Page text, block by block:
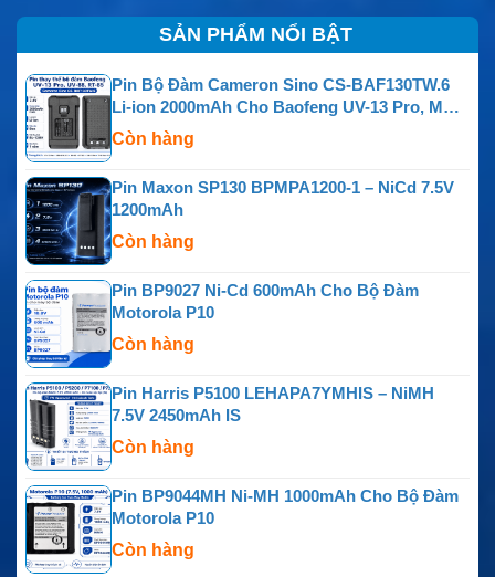
SẢN PHẨM NỔI BẬT
Pin Bộ Đàm Cameron Sino CS-BAF130TW.6
Li-ion 2000mAh Cho Baofeng UV-13 Pro, MU-5
MURS, UV-88, RT-85, GM-15 Pro, TP-8 Plus Và
P15UV
Còn hàng
Pin Maxon SP130 BPMPA1200-1 – NiCd 7.5V
1200mAh
Còn hàng
Pin BP9027 Ni-Cd 600mAh Cho Bộ Đàm
Motorola P10
Còn hàng
Pin Harris P5100 LEHAPA7YMHIS – NiMH
7.5V 2450mAh IS
Còn hàng
Pin BP9044MH Ni-MH 1000mAh Cho Bộ Đàm
Motorola P10
Còn hàng